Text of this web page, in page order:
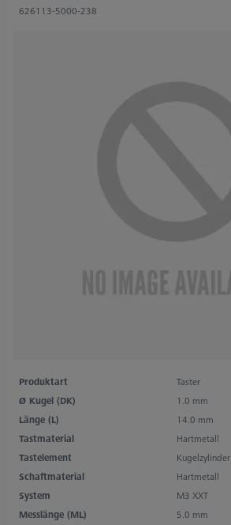
626113-5000-238
Produktart
Taster
Ø Kugel (DK)
1.0 mm
Länge (L)
14.0 mm
Tastmaterial
Hartmetall
Tastelement
Kugelzylinder
Schaftmaterial
Hartmetall
System
M3 XXT
Messlänge (ML)
5.0 mm